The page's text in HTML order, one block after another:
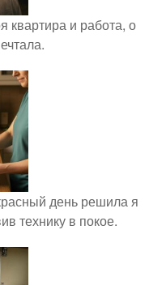
квартира и работа, о
день решила я
технику в покое.